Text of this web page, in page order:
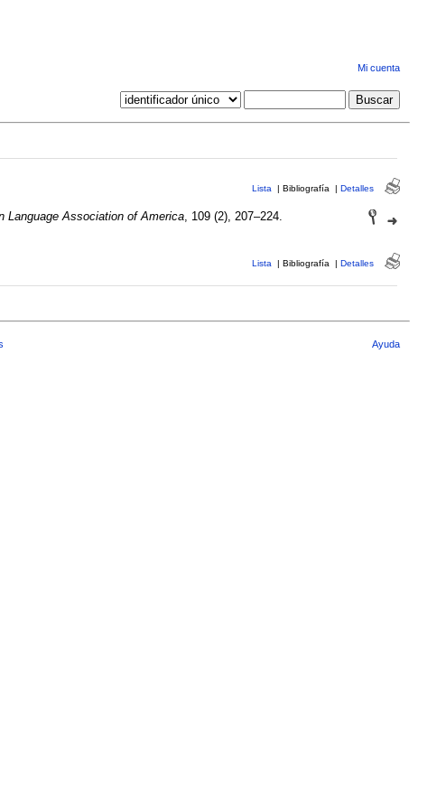
Mi cuenta
Lista | Bibliografía | Detalles
Language Association of America, 109 (2), 207–224.
Lista | Bibliografía | Detalles
Ayuda